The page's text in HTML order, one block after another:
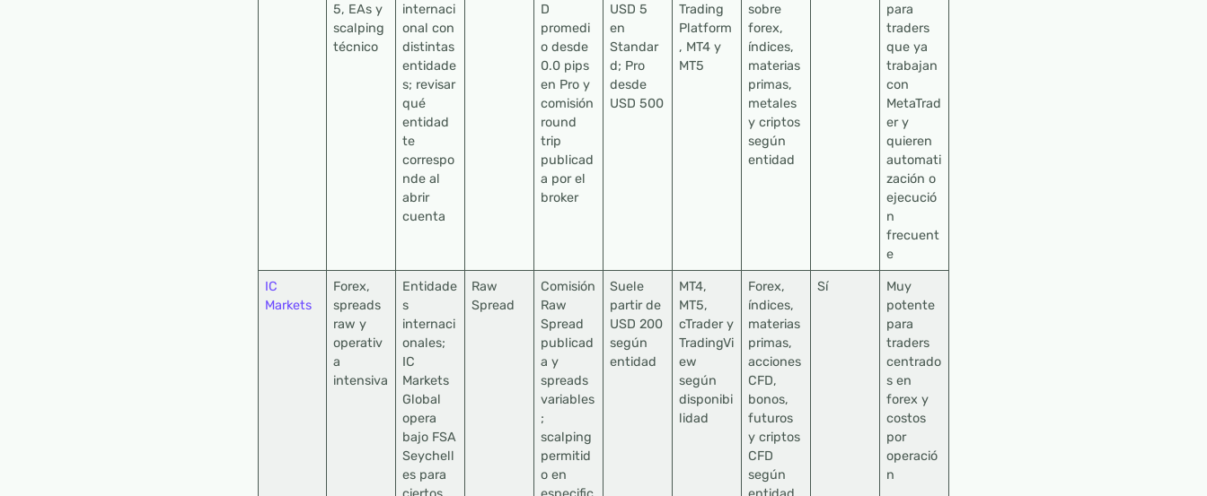
5, EAs y
scalping
técnico
internaci
onal con
distintas
entidade
s; revisar
qué
entidad
te
correspo
nde al
abrir
cuenta
D
promedi
o desde
0.0 pips
en Pro y
comisión
round
trip
publicad
a por el
broker
USD 5
en
Standar
d; Pro
desde
USD 500
Trading
Platform
, MT4 y
MT5
sobre
forex,
índices,
materias
primas,
metales
y criptos
según
entidad
para
traders
que ya
trabajan
con
MetaTrad
er y
quieren
automati
zación o
ejecució
n
frecuent
e
IC
Markets
Forex,
spreads
raw y
operativ
a
intensiva
Entidade
s
internaci
onales;
IC
Markets
Global
opera
bajo FSA
Seychell
es para
Raw
Spread
Comisión
Raw
Spread
publicad
a y
spreads
variables
;
scalping
permitid
o en
Suele
partir de
USD 200
según
entidad
MT4,
MT5,
cTrader y
TradingVi
ew
según
disponibi
lidad
Forex,
índices,
materias
primas,
acciones
CFD,
bonos,
futuros
y criptos
CFD
según
Sí
Muy
potente
para
traders
centrado
s en
forex y
costos
por
operació
n